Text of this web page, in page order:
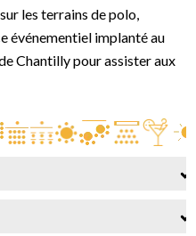
les terrains de polo,
événementiel implanté au
Chantilly pour assister aux